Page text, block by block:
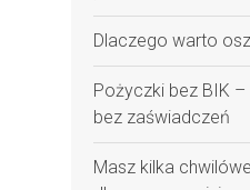
Dlaczego warto
Pożyczki bez BIK
bez zaświadczeń
Masz kilka